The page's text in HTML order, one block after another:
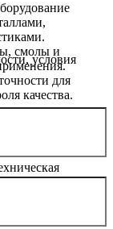
смолы и
для
качества.
и
и
условия